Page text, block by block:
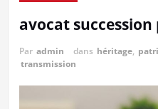
avocat succession
Par admin dans héritage,
transmission